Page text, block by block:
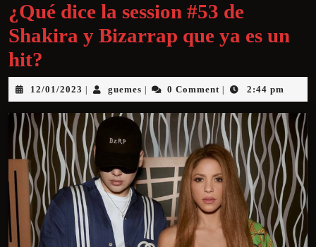
¿Qué dice la session #53 de
Shakira y Bizarrap que ya es un
hit?
12/01/2023 guemes 0 Comment 2:44 pm